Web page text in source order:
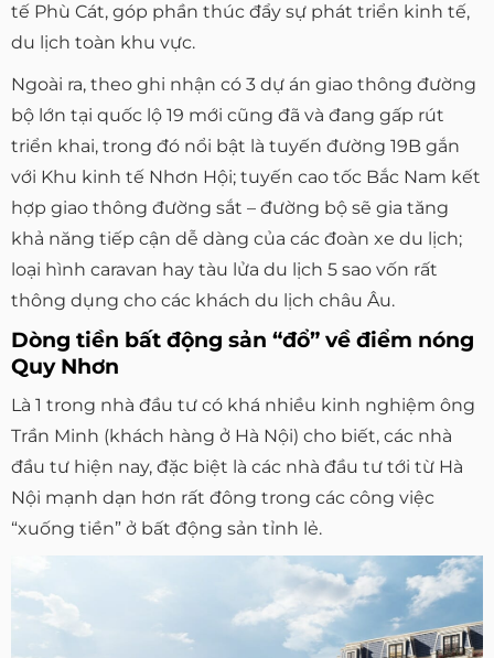
tế Phù Cát, góp phần thúc đẩy sự phát triển kinh tế,
du lịch toàn khu vực.
Ngoài ra, theo ghi nhận có 3 dự án giao thông đường
bộ lớn tại quốc lộ 19 mới cũng đã và đang gấp rút
triển khai, trong đó nổi bật là tuyến đường 19B gắn
với Khu kinh tế Nhơn Hội; tuyến cao tốc Bắc Nam kết
hợp giao thông đường sắt – đường bộ sẽ gia tăng
khả năng tiếp cận dễ dàng của các đoàn xe du lịch;
loại hình caravan hay tàu lửa du lịch 5 sao vốn rất
thông dụng cho các khách du lịch châu Âu.
Dòng tiền bất động sản “đổ” về điểm nóng
Quy Nhơn
Là 1 trong nhà đầu tư có khá nhiều kinh nghiệm ông
Trần Minh (khách hàng ở Hà Nội) cho biết, các nhà
đầu tư hiện nay, đặc biệt là các nhà đầu tư tới từ Hà
Nội mạnh dạn hơn rất đông trong các công việc
“xuống tiền” ở bất động sản tỉnh lẻ.